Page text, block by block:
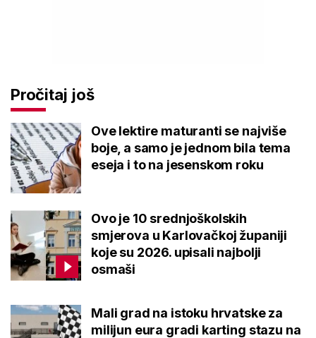
Pročitaj još
Ove lektire maturanti se najviše
boje, a samo je jednom bila tema
eseja i to na jesenskom roku
Ovo je 10 srednjoškolskih
smjerova u Karlovačkoj županiji
koje su 2026. upisali najbolji
osmaši
Mali grad na istoku hrvatske za
milijun eura gradi karting stazu na